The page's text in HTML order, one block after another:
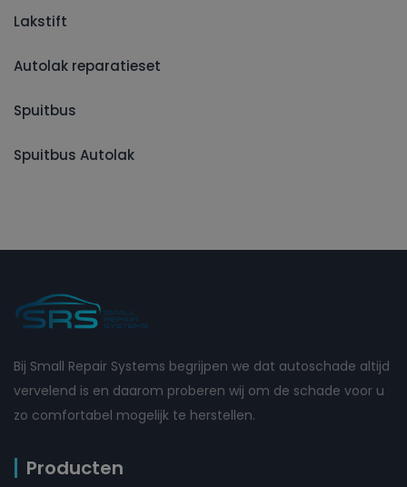
Lakstift
Autolak reparatieset
Spuitbus
Spuitbus Autolak
Bij Small Repair Systems begrijpen we dat autoschade altijd
vervelend is en daarom proberen wij om de schade voor u
zo comfortabel mogelijk te herstellen.
Producten